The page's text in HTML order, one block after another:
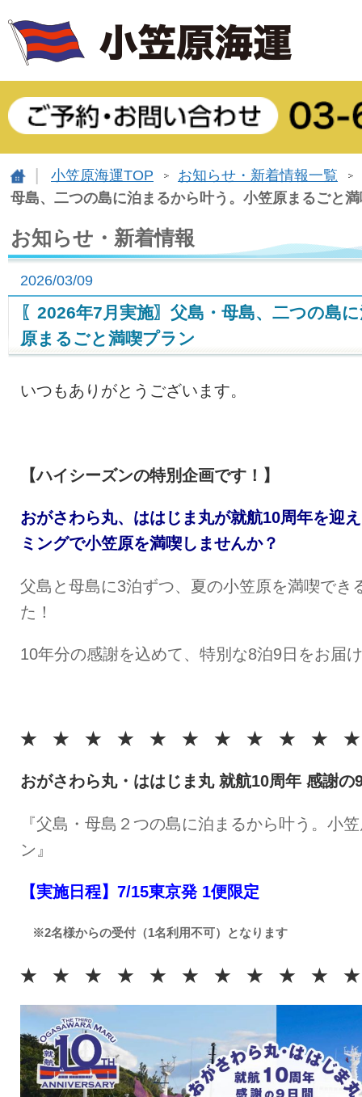
小笠原海運TOP
お知らせ・新着情報一覧
母島、二つの島に泊まるから叶う。小笠原まるごと
お知らせ・新着情報
2026/03/09
〖2026年7月実施〗父島・母島、二つの島
原まるごと満喫プラン
いつもありがとうございます。
【ハイシーズンの特別企画です！】
おがさわら丸、ははじま丸が就航10周年を迎
ミングで小笠原を満喫しませんか？
父島と母島に3泊ずつ、夏の小笠原を満喫でき
た！
10年分の感謝を込めて、特別な8泊9日をお届
★ ★ ★ ★ ★ ★ ★ ★ ★ ★ ★
おがさわら丸・ははじま丸 就航10周年 感謝の
『父島・母島２つの島に泊まるから叶う。小
ン』
【実施日程】7/15東京発 1便限定
※2名様からの受付（1名利用不可）となります
★ ★ ★ ★ ★ ★ ★ ★ ★ ★ ★